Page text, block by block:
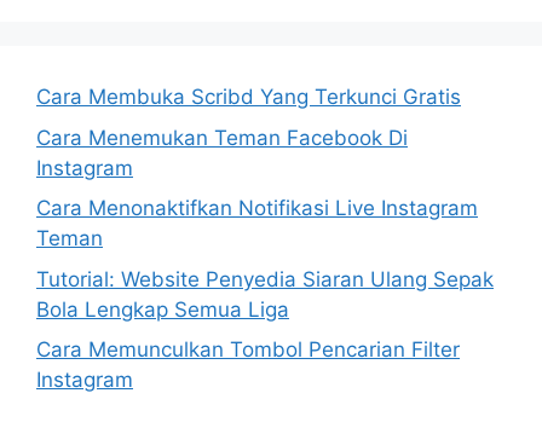
Cara Membuka Scribd Yang Terkunci Gratis
Cara Menemukan Teman Facebook Di
Instagram
Cara Menonaktifkan Notifikasi Live Instagram
Teman
Tutorial: Website Penyedia Siaran Ulang Sepak
Bola Lengkap Semua Liga
Cara Memunculkan Tombol Pencarian Filter
Instagram